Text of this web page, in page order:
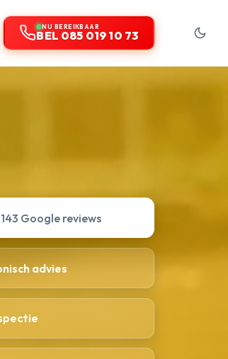
NU BEREIKBAAR
BEL 085 019 10 73
143 Google reviews
advies